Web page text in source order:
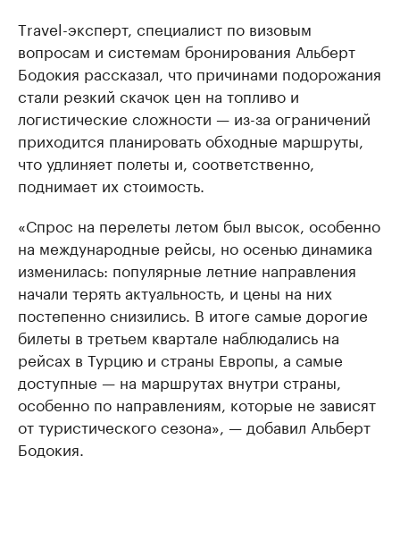
Тravel-эксперт, специалист по визовым
вопросам и системам бронирования Альберт
Бодокия рассказал, что причинами подорожания
стали резкий скачок цен на топливо и
логистические сложности — из-за ограничений
приходится планировать обходные маршруты,
что удлиняет полеты и, соответственно,
поднимает их стоимость.
«Спрос на перелеты летом был высок, особенно
на международные рейсы, но осенью динамика
изменилась: популярные летние направления
начали терять актуальность, и цены на них
постепенно снизились. В итоге самые дорогие
билеты в третьем квартале наблюдались на
рейсах в Турцию и страны Европы, а самые
доступные — на маршрутах внутри страны,
особенно по направлениям, которые не зависят
от туристического сезона», — добавил Альберт
Бодокия.